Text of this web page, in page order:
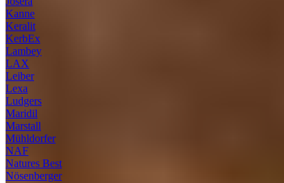
Kanne
Keralit
KerbEx
Lambey
LAX
Leiber
Lexa
Ludgers
Maridil
Marstall
Mühldorfer
NAF
Natures Best
Nösenberger